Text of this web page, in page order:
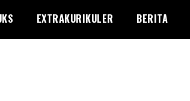
EXTRAKURIKULER BERITA